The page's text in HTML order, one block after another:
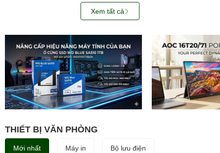
Xem tất cả
THIẾT BỊ VĂN PHÒNG
Mới nhất Máy in Bộ lưu điện